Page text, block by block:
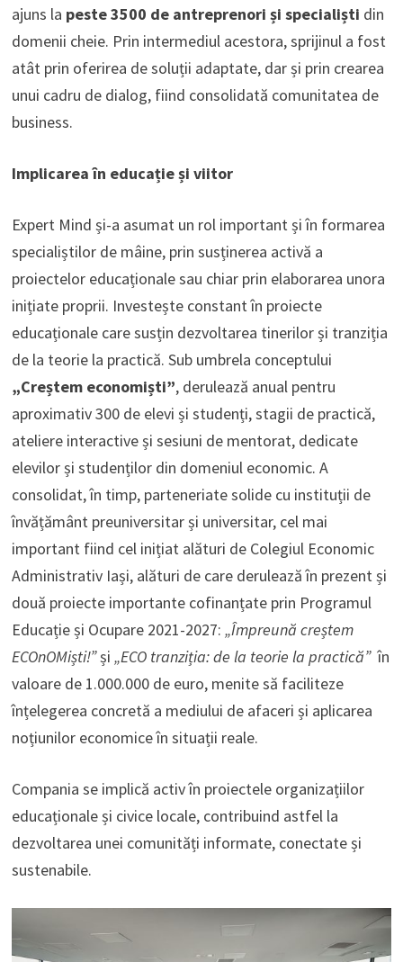
ajuns la peste 3500 de antreprenori și specialiști din
domenii cheie. Prin intermediul acestora, sprijinul a fost
atât prin oferirea de soluții adaptate, dar și prin crearea
unui cadru de dialog, fiind consolidată comunitatea de
business.
Implicarea în educație și viitor
Expert Mind și-a asumat un rol important și în formarea
specialiștilor de mâine, prin susținerea activă a
proiectelor educaționale sau chiar prin elaborarea unora
inițiate proprii. Investește constant în proiecte
educaționale care susțin dezvoltarea tinerilor și tranziția
de la teorie la practică. Sub umbrela conceptului
„Creștem economiști”, derulează anual pentru
aproximativ 300 de elevi și studenți, stagii de practică,
ateliere interactive și sesiuni de mentorat, dedicate
elevilor și studenților din domeniul economic. A
consolidat, în timp, parteneriate solide cu instituții de
învățământ preuniversitar și universitar, cel mai
important fiind cel inițiat alături de Colegiul Economic
Administrativ Iași, alături de care derulează în prezent și
două proiecte importante cofinanțate prin Programul
Educație și Ocupare 2021-2027: „Împreună creștem
ECOnOMiști!”și „ECO tranziția: de la teorie la practică” în
valoare de 1.000.000 de euro, menite să faciliteze
înțelegerea concretă a mediului de afaceri și aplicarea
noțiunilor economice în situații reale.
Compania se implică activ în proiectele organizațiilor
educaționale și civice locale, contribuind astfel la
dezvoltarea unei comunități informate, conectate și
sustenabile.